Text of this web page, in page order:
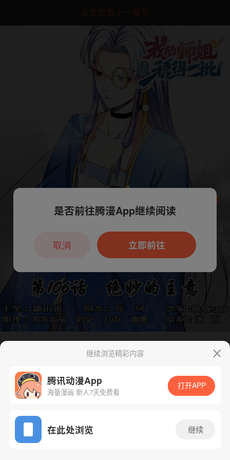
点击加载上一章节
App免费看
腾漫App免费看
继续浏览精彩内容
腾讯动漫App
海量漫画 新人7天免费看
打开APP
在此处浏览 继续
本章节仅支持App阅读，可打开App新用
户7天免费看
是否前往腾漫App继续阅读
立即前往
取消